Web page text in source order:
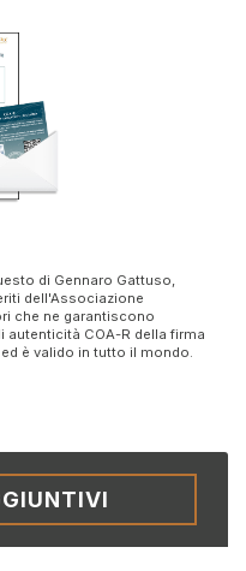
di Gennaro Gattuso,
dell'Associazione
che ne garantiscono
COA-R della firma
è valido in tutto il mondo.